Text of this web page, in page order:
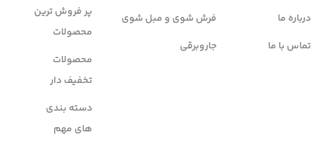
درباره ما
تماس با ما
فرش شوی و مبل شوی
جاروبرقی
پر فروش ترین
محصولات
محصولات
تخفیف دار
دسته بندی
های مهم